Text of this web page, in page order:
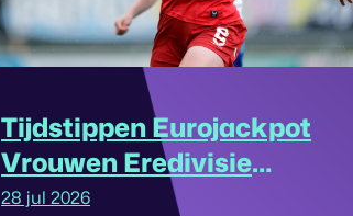
Tijdstippen Eurojackpot
Vrouwen Eredivisie
omgedraaid
28 jul 2026